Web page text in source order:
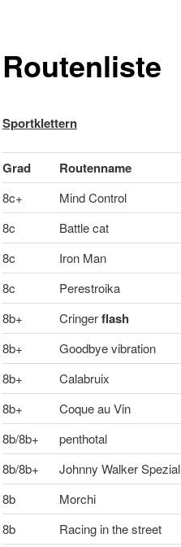
Routenliste
Sportklettern
Grad Routenname
8c+ Mind Control
8c
Battle cat
8c
Iron Man
8c
Perestroika
8b+
Cringerflash
8b+
Goodbye vibration
8b+
Calabruix
8b+
Coque au Vin
8b/8b+
penthotal
8b/8b+
Johnny Walker Spezial
8b
Morchi
8b
Racing in the street